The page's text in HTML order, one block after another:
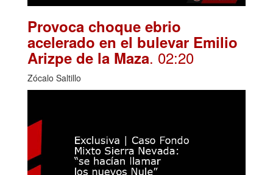
Provoca choque ebrio
acelerado en el bulevar Emilio
Arizpe de la Maza. 02:20
Zócalo Saltillo